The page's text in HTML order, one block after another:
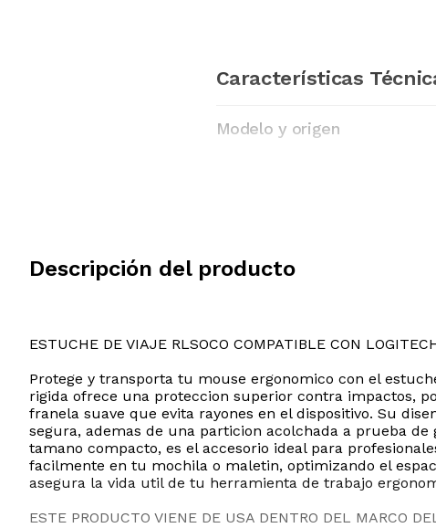
Características
Modelo y origen
Descripción del producto
ESTUCHE DE VIAJE RLSOCO COMPATIBLE CON
Protege y transporta tu mouse ergonomico con el
rigida ofrece una proteccion superior contra impactos,
franela suave que evita rayones en el dispositivo. Su
segura, ademas de una particion acolchada a prueba
tamano compacto, es el accesorio ideal para
facilmente en tu mochila o maletin, optimizando el
asegura la vida util de tu herramienta de trabajo
ESTE PRODUCTO VIENE DE USA DENTRO DEL MARCO